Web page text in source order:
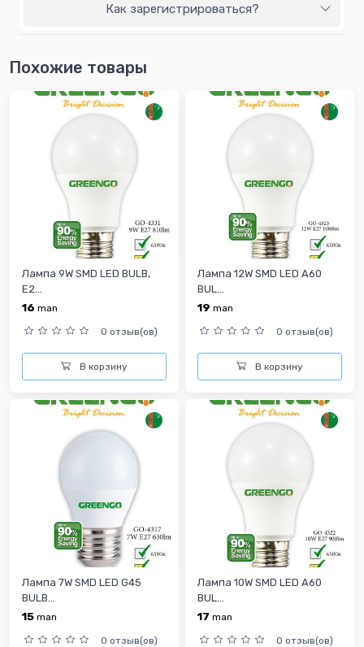
Как зарегистрироваться?
Похожие товары
Лампа 9W SMD LED BULB,
E2...
16 man
0 отзыв(ов)
В корзину
Лампа 12W SMD LED A60
BUL...
19 man
0 отзыв(ов)
В корзину
Лампа 7W SMD LED G45
BULB...
15 man
0 отзыв(ов)
Лампа 10W SMD LED A60
BUL...
17 man
0 отзыв(ов)